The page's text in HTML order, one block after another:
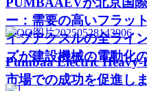
ー：需要の高いフラッ
イブアクスルの全ライ
ズが建設機械の電動化
Pumbaa Electric
市場での成功を促進し